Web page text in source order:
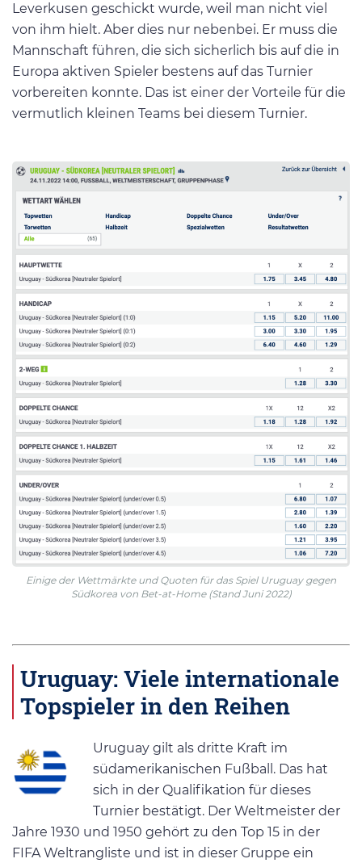
Leverkusen geschickt wurde, weil man nicht viel
von ihm hielt. Aber dies nur nebenbei. Er muss die
Mannschaft führen, die sich sicherlich bis auf die in
Europa aktiven Spieler bestens auf das Turnier
vorbereiten konnte. Das ist einer der Vorteile für die
vermutlich kleinen Teams bei diesem Turnier.
Einige der Wettmärkte und Quoten für das Spiel Uruguay gegen
Südkorea von Bet-at-Home (Stand Juni 2022)
Uruguay: Viele internationale
Topspieler in den Reihen
Uruguay gilt als dritte Kraft im
südamerikanischen Fußball. Das hat
sich in der Qualifikation für dieses
Turnier bestätigt. Der Weltmeister der
Jahre 1930 und 1950 gehört zu den Top 15 in der
FIFA Weltrangliste und ist in dieser Gruppe ein